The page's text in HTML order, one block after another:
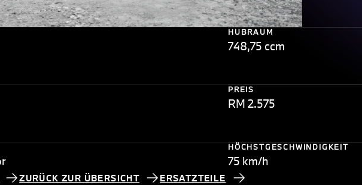
HUBRAUM
748,75 ccm
PREIS
RM 2.575
HÖCHSTGESCHWINDIGKEIT
75 km/h
ZURÜCK ZUR ÜBERSICHT ERSATZTEILE